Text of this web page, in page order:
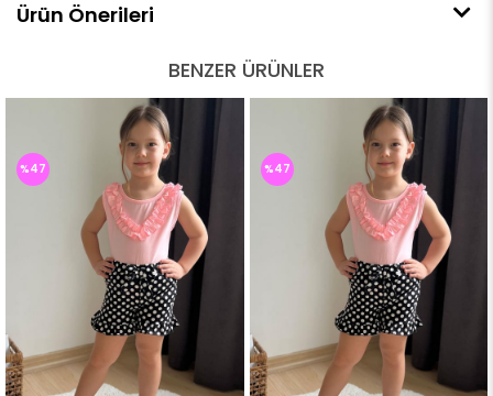
Ürün Önerileri
BENZER ÜRÜNLER
%47 %47